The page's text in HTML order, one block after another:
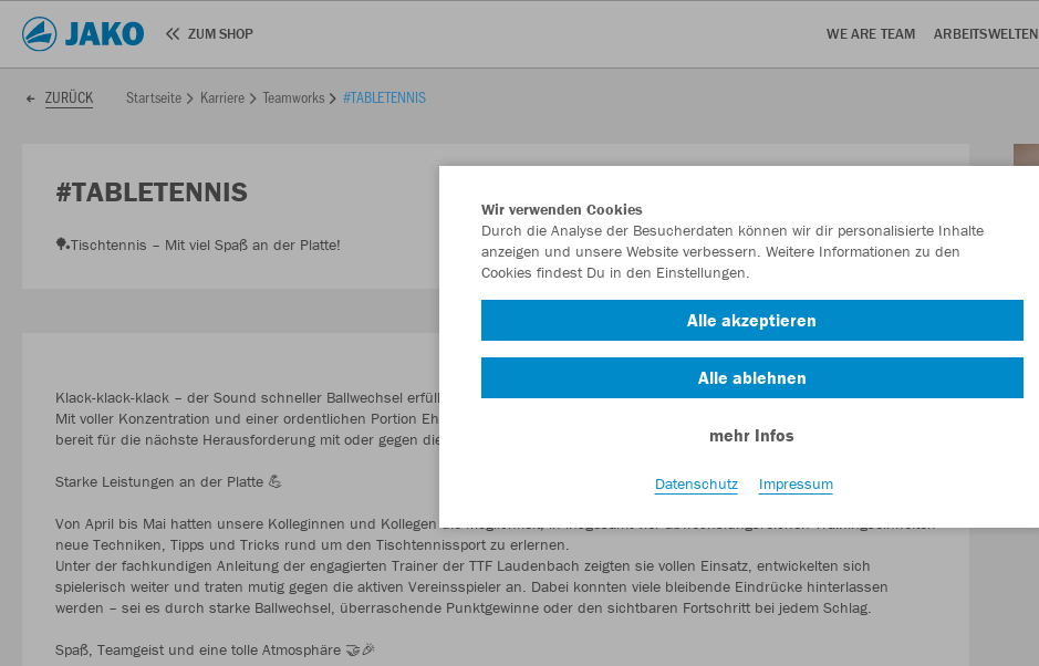
ZUM SHOP WE ARE TEAM ARBEITSWELTEN
ZURÜCK Startseite Karriere Teamworks #TABLETENNIS
#TABLETENNIS
🏓Tischtennis – Mit viel Spaß an der Platte!
Klack-klack-klack – der Sound schneller Ballwechsel erfüllte die Halle:
Mit voller Konzentration und einer ordentlichen Portion Ehrgeiz standen unsere JAKO Teammitglieder an der Tischtennisplatte –
bereit für die nächste Herausforderung mit oder gegen die erfahrenen Spielerinnen und Spieler der TTF Laudenbach! 🎯
Starke Leistungen an der Platte 💪
Von April bis Mai hatten unsere Kolleginnen und Kollegen die Möglichkeit, in insgesamt vier abwechslungsreichen Trainingseinheiten
neue Techniken, Tipps und Tricks rund um den Tischtennissport zu erlernen.
Unter der fachkundigen Anleitung der engagierten Trainer der TTF Laudenbach zeigten sie vollen Einsatz, entwickelten sich
spielerisch weiter und traten mutig gegen die aktiven Vereinsspieler an. Dabei konnten viele bleibende Eindrücke hinterlassen
werden – sei es durch starke Ballwechsel, überraschende Punktgewinne oder den sichtbaren Fortschritt bei jedem Schlag.
Spaß, Teamgeist und eine tolle Atmosphäre 🤝🎉
Wir verwenden Cookies
Durch die Analyse der Besucherdaten können wir dir personalisierte Inhalte
anzeigen und unsere Website verbessern. Weitere Informationen zu den
Cookies findest Du in den Einstellungen.
Alle akzeptieren
Alle ablehnen
mehr Infos
Datenschutz Impressum